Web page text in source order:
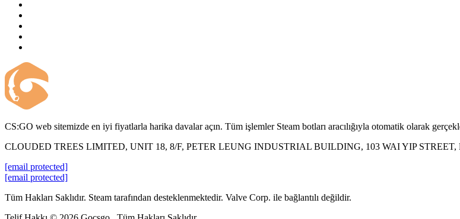
CS:GO web sitemizde en iyi fiyatlarla harika davalar açın. Tüm işlemler Steam botları aracılığıyla otomatik olarak
CLOUDED TREES LIMITED, UNIT 18, 8/F, PETER LEUNG INDUSTRIAL BUILDING, 103 WAI YIP
[email protected]
[email protected]
Tüm Hakları Saklıdır. Steam tarafından desteklenmektedir. Valve Corp. ile bağlantılı değildir.